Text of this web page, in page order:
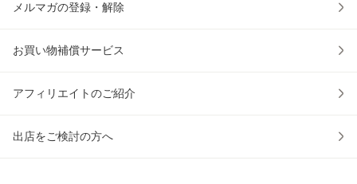
メルマガの登録・解除
お買い物補償サービス
アフィリエイトのご紹介
出店をご検討の方へ